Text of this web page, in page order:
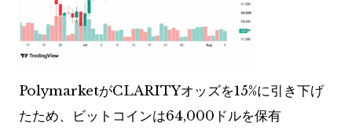
PolymarketがCLARITYオッズを15%に引き下げ
たため、ビットコインは64,000ドルを保有